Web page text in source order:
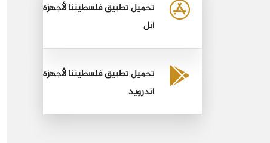
تحميل تطبيق فلسطيننا لأجهزة
أبل
تحميل تطبيق فلسطيننا لأجهزة
أندرويد